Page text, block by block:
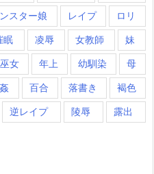
スター娘 レイプ ロリ
眠 凌辱 女教師 妹
巫女 年上 幼馴染 母
百合 落書き 褐色
逆レイプ 陵辱 露出